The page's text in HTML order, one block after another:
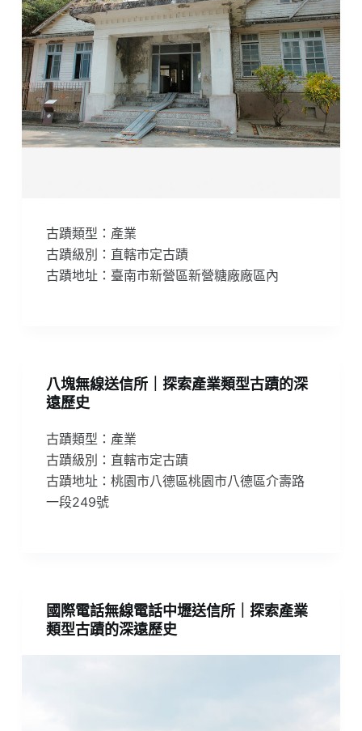
古蹟類型：產業
古蹟級別：直轄市定古蹟
古蹟地址：臺南市新營區新營糖廠廠區內
八塊無線送信所｜探索產業類型古蹟的深
遠歷史
古蹟類型：產業
古蹟級別：直轄市定古蹟
古蹟地址：桃園市八德區桃園市八德區介壽路
一段249號
國際電話無線電話中壢送信所｜探索產業
類型古蹟的深遠歷史